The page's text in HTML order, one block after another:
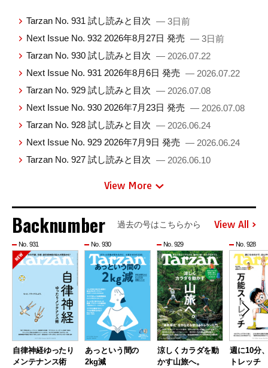
Tarzan No. 931 試し読みと目次 — 3日前
Next Issue No. 932 2026年8月27日 発売 — 3日前
Tarzan No. 930 試し読みと目次 — 2026.07.22
Next Issue No. 931 2026年8月6日 発売 — 2026.07.22
Tarzan No. 929 試し読みと目次 — 2026.07.08
Next Issue No. 930 2026年7月23日 発売 — 2026.07.08
Tarzan No. 928 試し読みと目次 — 2026.06.24
Next Issue No. 929 2026年7月9日 発売 — 2026.06.24
Tarzan No. 927 試し読みと目次 — 2026.06.10
View More
Backnumber 過去の号はこちらから View All
No. 931
自律神経ゆったり
メンテナンス術
No. 930
あっという間の
2kg減
No. 929
涼しくカラダを動
かす山旅へ。
No. 928
週に10分
トレッチ